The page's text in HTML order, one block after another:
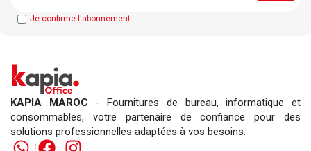
Je confirme l'abonnement
KAPIA MAROC - Fournitures de bureau, informatique et
consommables, votre partenaire de confiance pour des
solutions professionnelles adaptées à vos besoins.